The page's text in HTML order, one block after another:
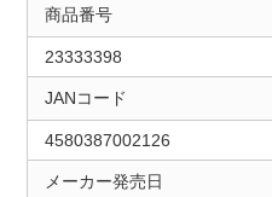
商品番号
23333398
JANコード
4580387002126
メーカー発売日